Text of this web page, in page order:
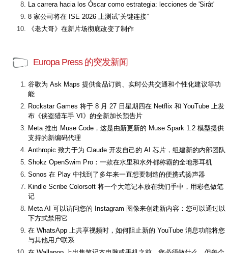
La carrera hacia los Óscar como estrategia: lecciones de 'Sirât'
8 家公司将在 ISE 2026 上测试“关键连接”
《老大哥》在新片场彻底改变了制作
Europa Press 的突发新闻
谷歌为 Ask Maps 提供食品订购、实时公共交通和个性化建议等功
能
Rockstar Games 将于 8 月 27 日星期四在 Netflix 和 YouTube 上发
布《侠盗猎车手 VI》的全新加长预告片
Meta 推出 Muse Code，这是由新更新的 Muse Spark 1.2 模型提供
支持的新编码代理
Anthropic 致力于为 Claude 开发自己的 AI 芯片，组建新的内部团队
Shokz OpenSwim Pro：一款在水里和水外都称霸的全地形耳机
Sonos 在 Play 中找到了多年来一直想要制造的便携式扬声器
Kindle Scribe Colorsoft 将一个大笔记本放在我们手中，用彩色做笔
记
Meta AI 可以访问您的 Instagram 图像来创建新内容：您可以通过以
下方式禁用它
在 WhatsApp 上共享视频时，如何阻止新的 YouTube 消息功能将您
与其他用户联系